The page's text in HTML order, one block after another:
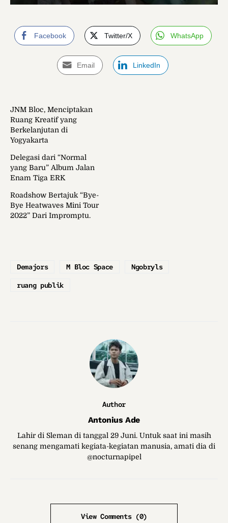
Facebook Twitter/X WhatsApp
Email LinkedIn
JNM Bloc, Menciptakan
Ruang Kreatif yang
Berkelanjutan di
Yogyakarta
Delegasi dari “Normal
yang Baru” Album Jalan
Enam Tiga ERK
Roadshow Bertajuk “Bye-
Bye Heatwaves Mini Tour
2022” Dari Impromptu.
Demajors M Bloc Space
Ngobryls
ruang publik
Author
Antonius Ade
Lahir di Sleman di tanggal 29 Juni. Untuk saat ini masih
senang mengamati kegiata-kegiatan manusia, amati dia di
@nocturnapipel
View Comments (0)